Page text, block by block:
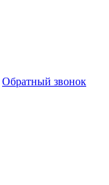
Обратный звонок